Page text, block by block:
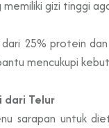
memiliki gizi tinggi
25% protein
mencukupi
dari Telur
sarapan untuk